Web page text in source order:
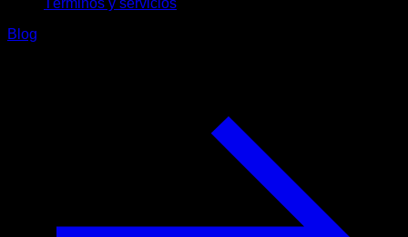
Términos y servicios
Blog